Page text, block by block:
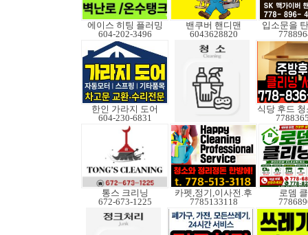
에이스 히팅 플러밍
604-202-3496
밴쿠버 핸디맨
6043628820
입소문을
한인 가라지 도어
604-230-6831
식당 후드
통스 크리닝
672-673-1225
카펫,정기,이사전.후
7785133118
로뎀